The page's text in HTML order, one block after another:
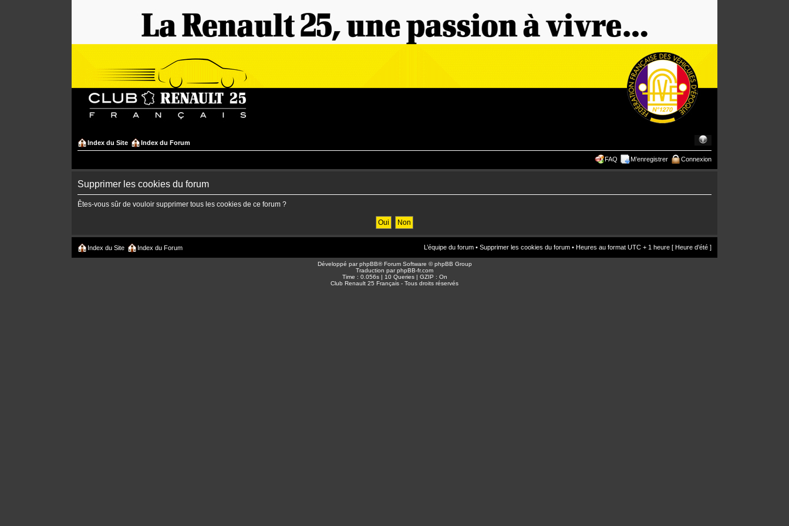
Index du Site Index du Forum
FAQ M’enregistrer Connexion
Supprimer les cookies du forum
Êtes-vous sûr de vouloir supprimer tous les cookies de ce forum ?
Index du Site Index du Forum L’équipe du forum • Supprimer les cookies du forum • Heures au format UTC + 1 heure [ Heure d’été ]
Développé parphpBB® Forum Software © phpBB Group
Traduction parphpBB-fr.com
Time : 0.056s | 10 Queries | GZIP : On
Club Renault 25 Français - Tous droits réservés